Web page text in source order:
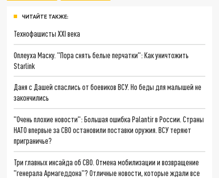
ЧИТАЙТЕ ТАКЖЕ:
Технофашисты XXI века
Оплеуха Маску. "Пора снять белые перчатки": Как уничтожить
Starlink
Даня с Дашей спаслись от боевиков ВСУ. Но беды для малышей не
закончились
"Очень плохие новости": Большая ошибка Palantir в России. Страны
НАТО впервые за СВО остановили поставки оружия. ВСУ теряют
приграничье?
Три главных инсайда об СВО. Отмена мобилизации и возвращение
"генерала Армагеддона"? Отличные новости, которые ждали все